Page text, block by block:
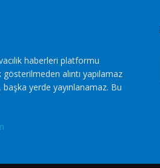
haberleri platformu
alıntı yapılamaz
yerde yayınlanamaz. Bu